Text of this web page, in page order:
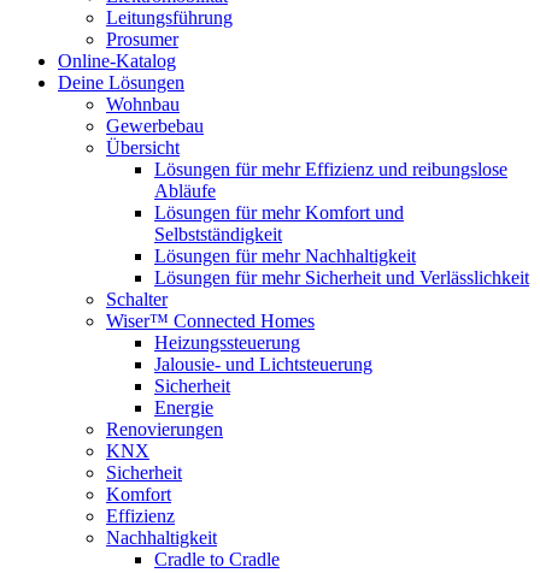
Leitungsführung
Prosumer
Online-Katalog
Deine Lösungen
Wohnbau
Gewerbebau
Übersicht
Lösungen für mehr Effizienz und reibungslose
Abläufe
Lösungen für mehr Komfort und
Selbstständigkeit
Lösungen für mehr Nachhaltigkeit
Lösungen für mehr Sicherheit und Verlässlichkeit
Schalter
Wiser™ Connected Homes
Heizungssteuerung
Jalousie- und Lichtsteuerung
Sicherheit
Energie
Renovierungen
KNX
Sicherheit
Komfort
Effizienz
Nachhaltigkeit
Cradle to Cradle